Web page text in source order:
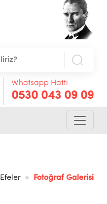
Whatsapp Hattı
0530 043 09 09
Efeler Fotoğraf Galerisi